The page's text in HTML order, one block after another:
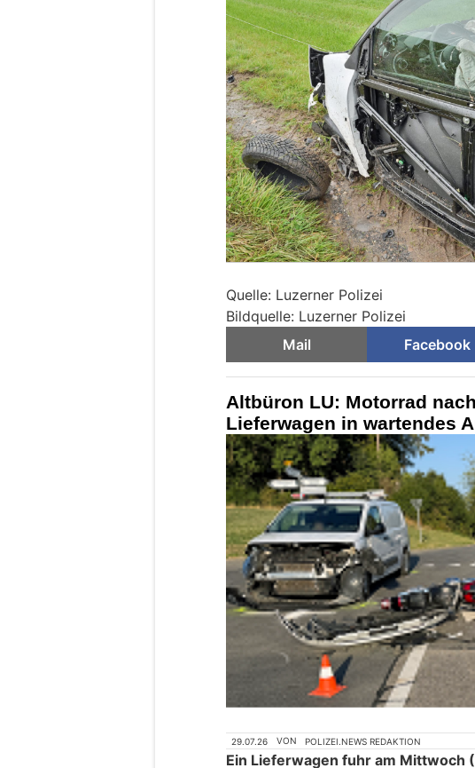
Quelle: Luzerner Polizei
Bildquelle: Luzerner Polizei
Mail
Facebook
Altbüron LU: Motorrad
Lieferwagen in wartendes
29.07.26 VON POLIZEI.NEWS REDAKTION
Ein Lieferwagen fuhr am Mittwoch